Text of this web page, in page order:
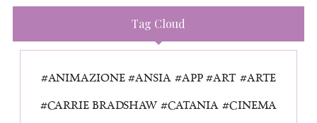
Tag Cloud
ANIMAZIONE ANSIA APP ART
ARTE
CARRIE BRADSHAW
CATANIA
CINEMA